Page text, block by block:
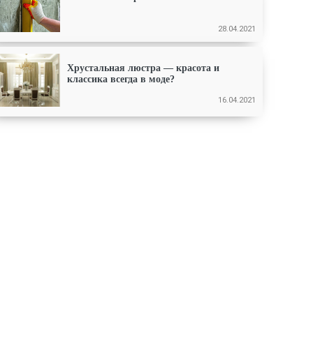
28.04.2021
Хрустальная люстра — красота и
классика всегда в моде?
16.04.2021